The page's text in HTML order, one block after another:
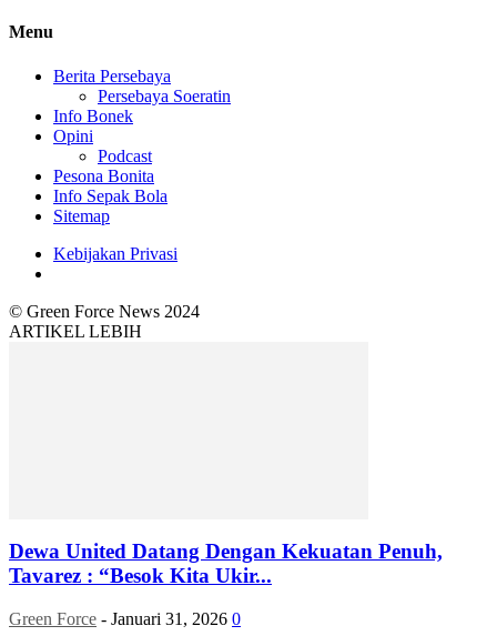
Menu
Berita Persebaya
Persebaya Soeratin
Info Bonek
Opini
Podcast
Pesona Bonita
Info Sepak Bola
Sitemap
Kebijakan Privasi
© Green Force News 2024
ARTIKEL LEBIH
Dewa United Datang Dengan Kekuatan Penuh,
Tavarez : “Besok Kita Ukir...
Green Force - Januari 31, 2026 0